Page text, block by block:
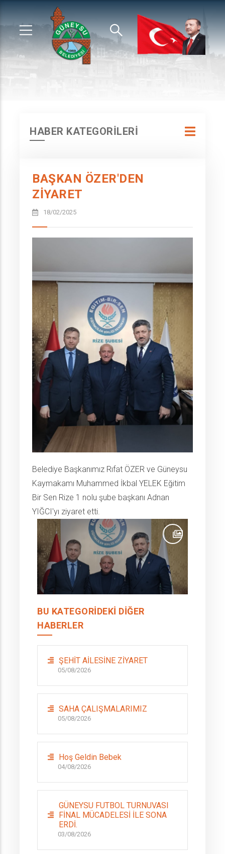
HABER KATEGORİLERİ
BAŞKAN ÖZER'DEN
ZİYARET
18/02/2025
Belediye Başkanımız Rıfat ÖZER ve Güneysu
Kaymakamı Muhammed İkbal YELEK Eğitim
Bir Sen Rize 1 nolu şube başkanı Adnan
YIĞCI'yı ziyaret etti.
BU KATEGORIDEKI DIĞER
HABERLER
ŞEHİT AİLESİNE ZİYARET
05/08/2026
SAHA ÇALIŞMALARIMIZ
05/08/2026
Hoş Geldin Bebek
04/08/2026
GÜNEYSU FUTBOL TURNUVASI
FİNAL MÜCADELESİ İLE SONA
ERDİ.
03/08/2026